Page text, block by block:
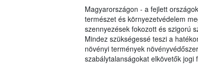
Magyarországon - a fejlett
természet és környezetvédelem
szennyezések fokozott és szigorú
Mindez szükségessé teszi a
növényi termények
szabálytalanságokat elkövetők jogi